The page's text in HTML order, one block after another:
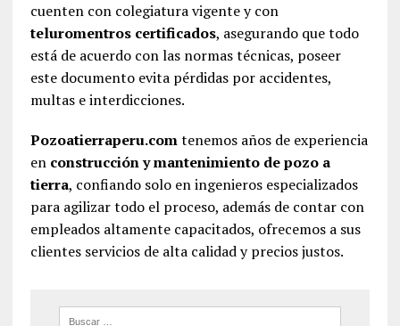
cuenten con colegiatura vigente y con
teluromentros certificados, asegurando que todo
está de acuerdo con las normas técnicas, poseer
este documento evita pérdidas por accidentes,
multas e interdicciones.
Pozoatierraperu.comtenemos años de experiencia
en construcción y mantenimiento de pozo a
tierra, confiando solo en ingenieros especializados
para agilizar todo el proceso, además de contar con
empleados altamente capacitados, ofrecemos a sus
clientes servicios de alta calidad y precios justos.